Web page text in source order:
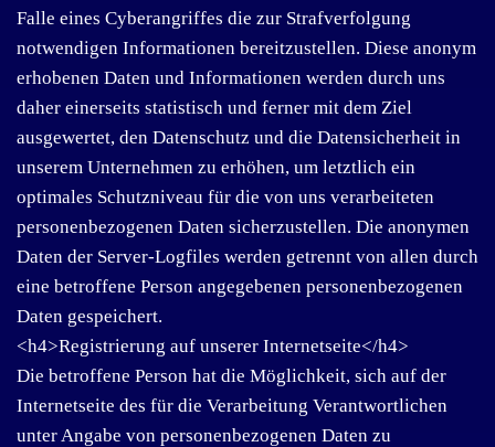
Falle eines Cyberangriffes die zur Strafverfolgung
notwendigen Informationen bereitzustellen. Diese anonym
erhobenen Daten und Informationen werden durch uns
daher einerseits statistisch und ferner mit dem Ziel
ausgewertet, den Datenschutz und die Datensicherheit in
unserem Unternehmen zu erhöhen, um letztlich ein
optimales Schutzniveau für die von uns verarbeiteten
personenbezogenen Daten sicherzustellen. Die anonymen
Daten der Server-Logfiles werden getrennt von allen durch
eine betroffene Person angegebenen personenbezogenen
Daten gespeichert.
<h4>Registrierung auf unserer Internetseite</h4>
Die betroffene Person hat die Möglichkeit, sich auf der
Internetseite des für die Verarbeitung Verantwortlichen
unter Angabe von personenbezogenen Daten zu